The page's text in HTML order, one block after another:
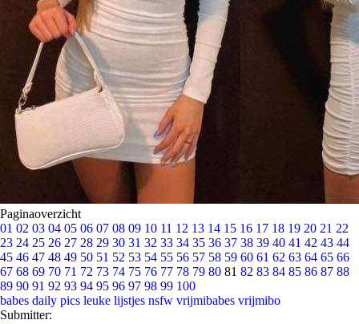
Paginaoverzicht
01 02 03 04 05 06 07 08 09 10 11 12 13 14 15 16 17 18 19 20 21 22
23 24 25 26 27 28 29 30 31 32 33 34 35 36 37 38 39 40 41 42 43 44
45 46 47 48 49 50 51 52 53 54 55 56 57 58 59 60 61 62 63 64 65 66
67 68 69 70 71 72 73 74 75 76 77 78 79 80 81 82 83 84 85 86 87 88
89 90 91 92 93 94 95 96 97 98 99 100
babes daily pics leuke lijstjes nsfw vrijmibabes vrijmibo
Submitter: